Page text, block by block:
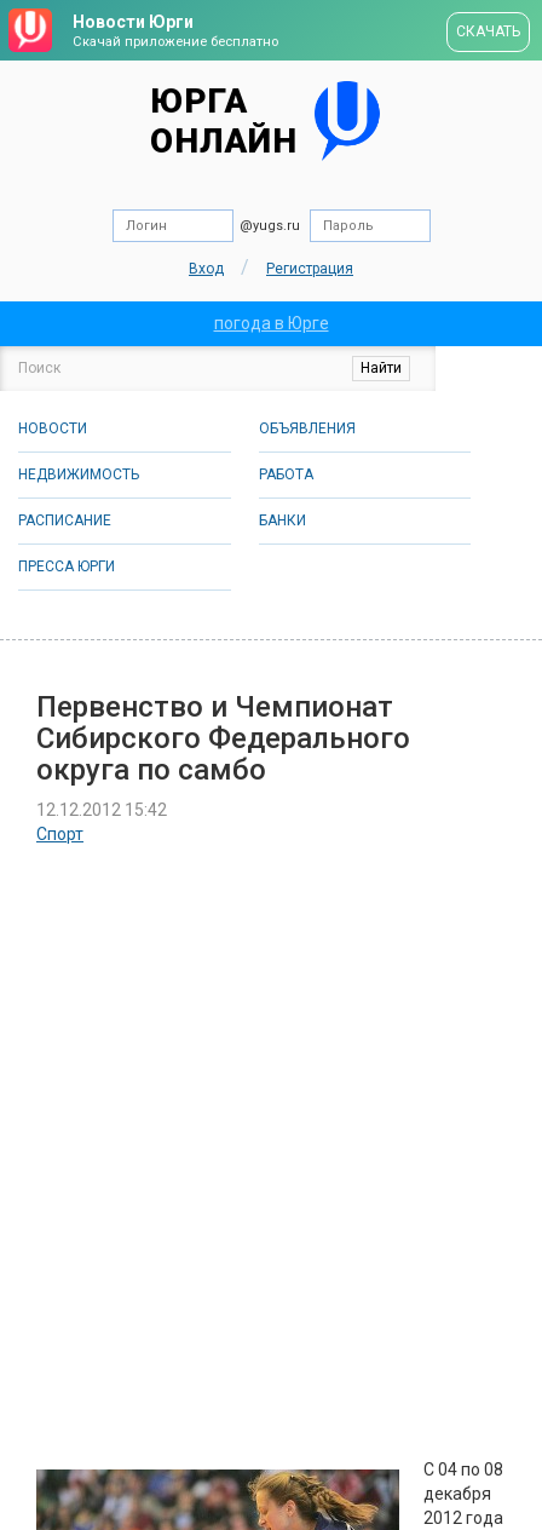
Новости Юрги
Скачай приложение бесплатно
СКАЧАТЬ
ЮРГА
ОНЛАЙН
@yugs.ru
Вход / Регистрация
погода в Юрге
НОВОСТИ ОБЪЯВЛЕНИЯ
НЕДВИЖИМОСТЬ РАБОТА
РАСПИСАНИЕ БАНКИ
ПРЕССА ЮРГИ
Первенство и Чемпионат
Сибирского Федерального
округа по самбо
12.12.2012 15:42
Спорт
С 04 по 08
декабря
2012 года